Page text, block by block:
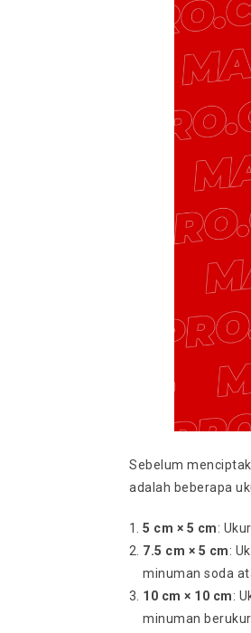
Sebelum
adalah beberapa
5 cm × 5 cm:
7.5 cm × 5 cm:
minuman soda
10 cm × 10 cm:
minuman